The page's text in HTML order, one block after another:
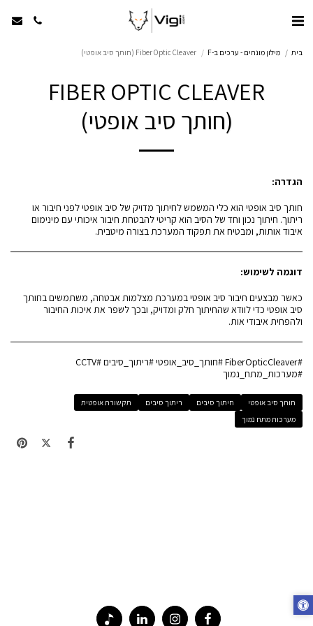
בית מילון מונחים - ערכים ב-F Fiber Optic Cleaver (חותך סיב אופטי)
FIBER OPTIC CLEAVER
(חותך סיב אופטי)
הגדרה:
חותך סיב אופטי הוא כלי המשמש לחיתוך מדויק של סיב אופטי לפני חיבור או
ריתוך. חיתוך נכון וחד של הסיב הוא קריטי להבטחת חיבור איכותי עם מינימום
איבוד אותות, ומבטיח את תפקוד המערכת בצורה מיטבית.
דוגמה לשימוש:
כאשר מבצעים חיבור סיב אופטי במערכת מצלמות אבטחה, משתמשים בחותך
סיב אופטי כדי לוודא שהחיתוך חלק ומדויק, ובכך לשפר את איכות החיבור
ולהפחית איבודי אות.
#FiberOpticCleaver #חותך_סיב_אופטי #ריתוך_סיבים #CCTV
#מערכות_מתח_נמוך
חותך סיב אופטי חיתוך סיבים ריתוך סיבים
תקשורת אופטית
מערכות מתח נמוך